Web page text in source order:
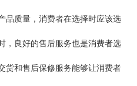
品质量，消费者在选择时应该选
，良好的售后服务也是消费者选
货和售后保修服务能够让消费者